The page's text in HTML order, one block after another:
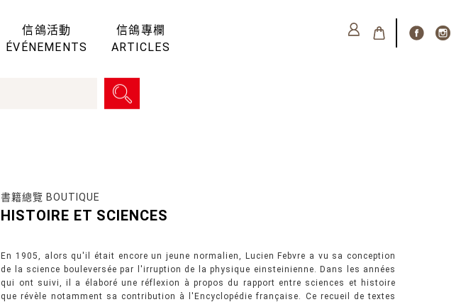
信鴿活動
ÉVÉNEMENTS
信鴿專欄
ARTICLES
書籍總覽 BOUTIQUE
HISTOIRE ET SCIENCES
En 1905, alors qu'il était encore un jeune normalien, Lucien Febvre a vu sa conception
de la science bouleversée par l'irruption de la physique einsteinienne. Dans les années
qui ont suivi, il a élaboré une réflexion à propos du rapport entre sciences et histoire
que révèle notamment sa contribution à l'Encyclopédie française. Ce recueil de textes